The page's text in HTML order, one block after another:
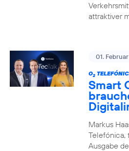
attraktiver
01.
O2
Smart
Markus
Telefónica,
Ausgabe